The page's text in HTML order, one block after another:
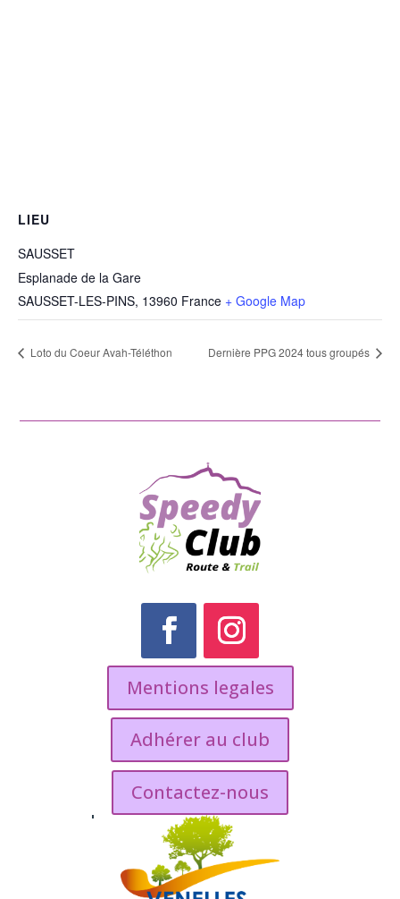
LIEU
SAUSSET
Esplanade de la Gare
SAUSSET-LES-PINS, 13960 France + Google Map
Loto du Coeur Avah-Téléthon Dernière PPG 2024 tous groupés
Mentions legales
Adhérer au club
Contactez-nous